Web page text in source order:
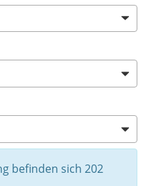
befinden sich 202